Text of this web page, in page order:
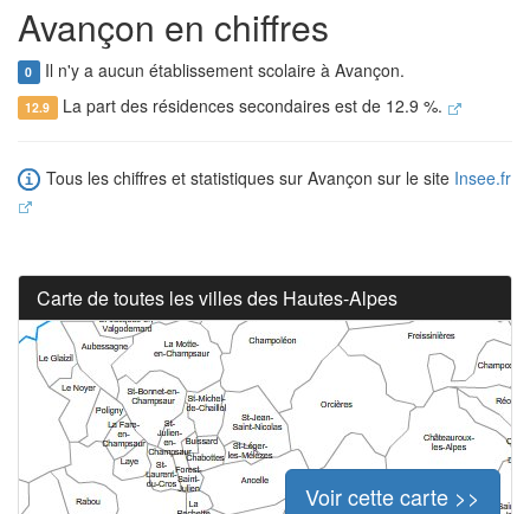
Avançon en chiffres
0 Il n'y a aucun établissement scolaire à Avançon.
12.9 La part des résidences secondaires est de 12.9 %.
Tous les chiffres et statistiques sur Avançon sur le site Insee.fr
Carte de toutes les villes des Hautes-Alpes
Voir cette carte >>